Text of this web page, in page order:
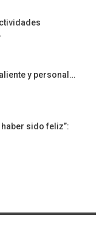
y personal…
sido feliz”: